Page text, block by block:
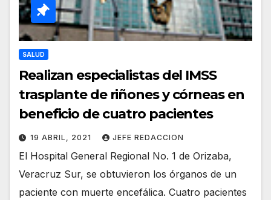
SALUD
Realizan especialistas del IMSS
trasplante de riñones y córneas en
beneficio de cuatro pacientes
19 ABRIL, 2021 JEFE REDACCION
El Hospital General Regional No. 1 de Orizaba,
Veracruz Sur, se obtuvieron los órganos de un
paciente con muerte encefálica. Cuatro pacientes